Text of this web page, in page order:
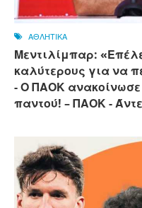
ΑΘΛΗΤΙΚΑ
Μεντιλίμπαρ:
καλύτερους για να
- Ο ΠΑΟΚ ανακοίνωσε
παντού! – ΠΑΟΚ -